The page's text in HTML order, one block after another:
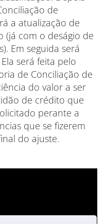
de
a atualização de
(já com o deságio de
Em seguida será
será feita pelo
de Conciliação de
do valor a ser
de crédito que
perante a
que se fizerem
do ajuste.